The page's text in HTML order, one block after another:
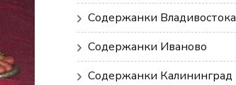
Содержанки Владивостока
Содержанки Иваново
Содержанки Калининград